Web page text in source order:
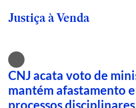
Justiça à Venda
CNJ acata voto de
mantém afastamento
processos disciplinares